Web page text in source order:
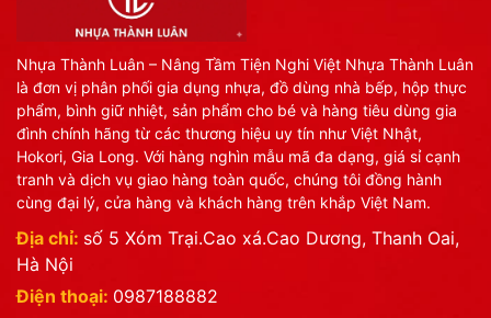
Nhựa Thành Luân – Nâng Tầm Tiện Nghi Việt Nhựa Thành Luân
là đơn vị phân phối gia dụng nhựa, đồ dùng nhà bếp, hộp thực
phẩm, bình giữ nhiệt, sản phẩm cho bé và hàng tiêu dùng gia
đình chính hãng từ các thương hiệu uy tín như Việt Nhật,
Hokori, Gia Long. Với hàng nghìn mẫu mã đa dạng, giá sỉ cạnh
tranh và dịch vụ giao hàng toàn quốc, chúng tôi đồng hành
cùng đại lý, cửa hàng và khách hàng trên khắp Việt Nam.
Địa chỉ: số 5 Xóm Trại.Cao xá.Cao Dương, Thanh Oai,
Hà Nội
Điện thoại: 0987188882